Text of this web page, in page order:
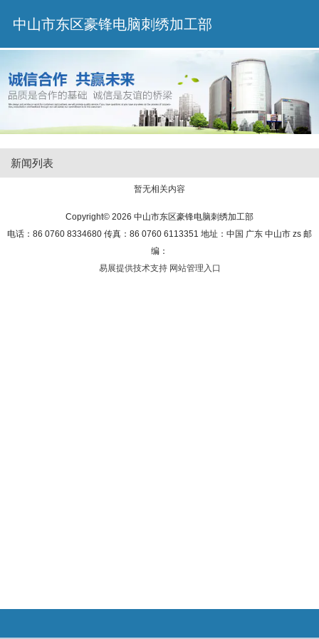
中山市东区豪锋电脑刺绣加工部
新闻列表
暂无相关内容
Copyright© 2026 中山市东区豪锋电脑刺绣加工部
电话：86 0760 8334680 传真：86 0760 6113351 地址：中国 广东 中山市 zs 邮
编：
易展提供技术支持 网站管理入口